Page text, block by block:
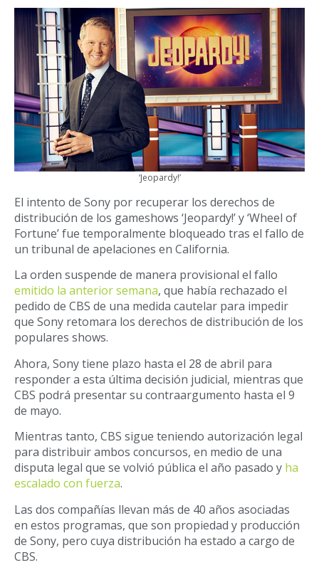
‘Jeopardy!’
El intento de Sony por recuperar los derechos de
distribución de los gameshows ‘Jeopardy!’ y ‘Wheel of
Fortune’ fue temporalmente bloqueado tras el fallo de
un tribunal de apelaciones en California.
La orden suspende de manera provisional el fallo
emitido la anterior semana, que había rechazado el
pedido de CBS de una medida cautelar para impedir
que Sony retomara los derechos de distribución de los
populares shows.
Ahora, Sony tiene plazo hasta el 28 de abril para
responder a esta última decisión judicial, mientras que
CBS podrá presentar su contraargumento hasta el 9
de mayo.
Mientras tanto, CBS sigue teniendo autorización legal
para distribuir ambos concursos, en medio de una
disputa legal que se volvió pública el año pasado y ha
escalado con fuerza.
Las dos compañías llevan más de 40 años asociadas
en estos programas, que son propiedad y producción
de Sony, pero cuya distribución ha estado a cargo de
CBS.